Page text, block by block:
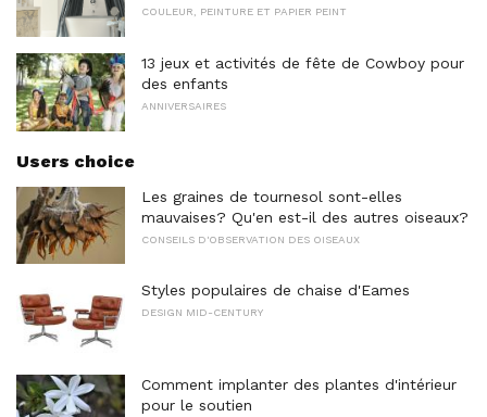
COULEUR, PEINTURE ET PAPIER PEINT
13 jeux et activités de fête de Cowboy pour
des enfants
ANNIVERSAIRES
Users choice
Les graines de tournesol sont-elles
mauvaises? Qu'en est-il des autres oiseaux?
CONSEILS D'OBSERVATION DES OISEAUX
Styles populaires de chaise d'Eames
DESIGN MID-CENTURY
Comment implanter des plantes d'intérieur
pour le soutien